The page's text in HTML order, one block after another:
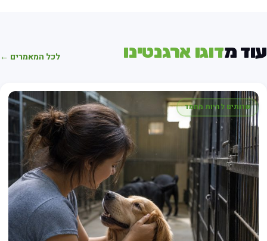
מדוגו ארגנטינו לכל המאמרים ←
שרותים לחיות מחמד